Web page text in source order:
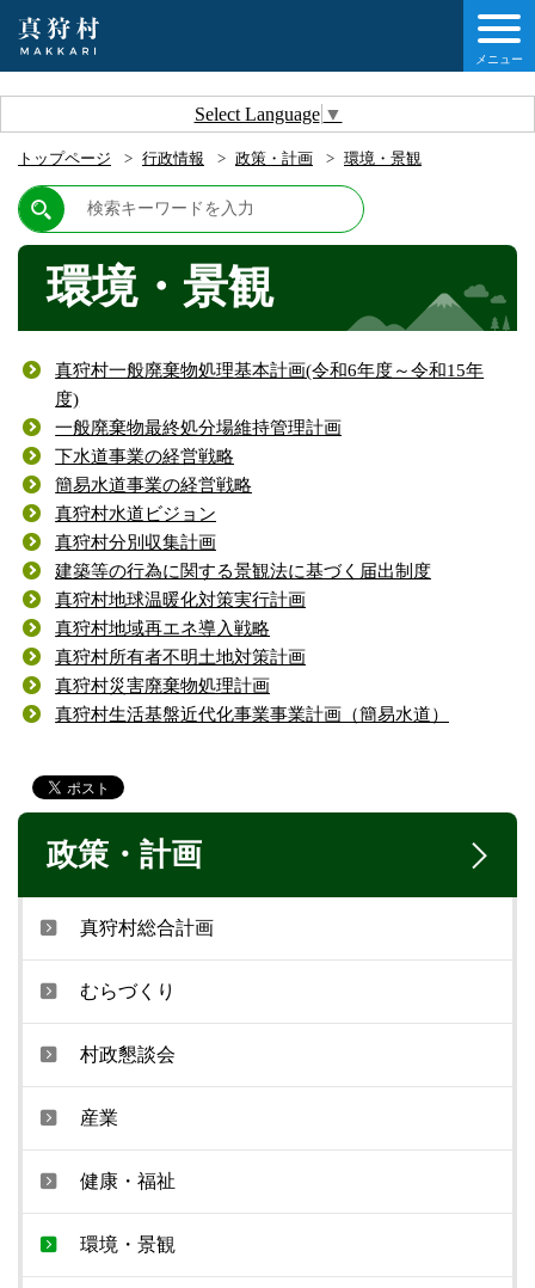
Select Language ▼
メニュー
トップページ 行政情報 政策・計画 環境・景観
環境・景観
真狩村一般廃棄物処理基本計画(令和6年度～令和15年
度)
一般廃棄物最終処分場維持管理計画
下水道事業の経営戦略
簡易水道事業の経営戦略
真狩村水道ビジョン
真狩村分別収集計画
建築等の行為に関する景観法に基づく届出制度
真狩村地球温暖化対策実行計画
真狩村地域再エネ導入戦略
真狩村所有者不明土地対策計画
真狩村災害廃棄物処理計画
真狩村生活基盤近代化事業事業計画（簡易水道）
政策・計画
真狩村総合計画
むらづくり
村政懇談会
産業
健康・福祉
環境・景観
の情報
報
について
移住・定住ガイド
報